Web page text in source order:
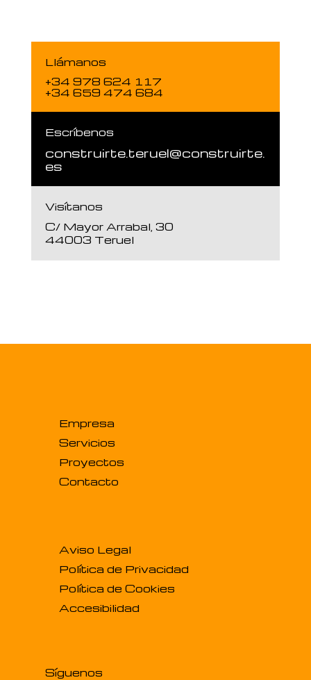
Llámanos
+34 978 624 117
+34 659 474 684
Escríbenos
construirte.teruel@construirte.
es
Visítanos
C/ Mayor Arrabal, 30
44003 Teruel
Empresa
Servicios
Proyectos
Contacto
Aviso Legal
Política de Privacidad
Política de Cookies
Accesibilidad
Síguenos